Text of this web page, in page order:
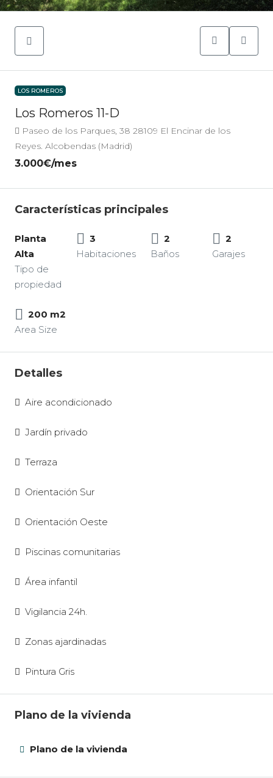
LOS ROMEROS
Los Romeros 11-D
Paseo de los Parques, 38 28109 El Encinar de los
Reyes. Alcobendas (Madrid)
3.000€/mes
Características principales
Planta
Alta
Tipo de
propiedad
3
Habitaciones
2
Baños
2
Garajes
200 m2
Area Size
Detalles
Aire acondicionado
Jardín privado
Terraza
Orientación Sur
Orientación Oeste
Piscinas comunitarias
Área infantil
Vigilancia 24h.
Zonas ajardinadas
Pintura Gris
Plano de la vivienda
Plano de la vivienda